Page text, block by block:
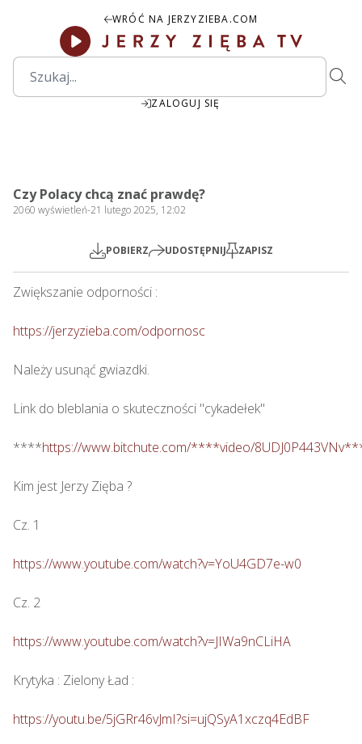
WRÓĆ NA JERZYZIEBA.COM
ZALOGUJ SIĘ
Play
Czy Polacy chcą znać prawdę?
2060 wyświetleń-21 lutego 2025, 12:02
POBIERZ UDOSTĘPNIJ ZAPISZ
Zwiększanie odporności :
https://jerzyzieba.com/odpornosc
Należy usunąć gwiazdki.
Link do bleblania o skuteczności "cykadełek"
****https://www.bitchute.com/****video/
Kim jest Jerzy Zięba ?
Cz. 1
https://www.youtube.com/watch?v=YoU4GD7e-w0
Cz. 2
https://www.youtube.com/watch?v=JIWa9nCLiHA
Krytyka : Zielony Ład :
https://youtu.be/5jGRr46vJmI?si=ujQSyA1xczq4EdBF